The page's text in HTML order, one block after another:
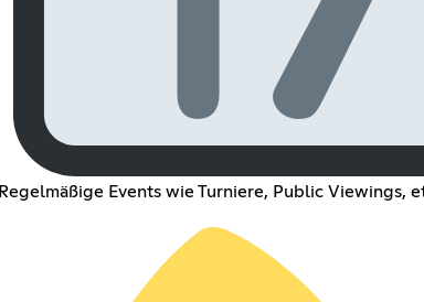
Regelmäßige Events wie Turniere, Public Viewings,